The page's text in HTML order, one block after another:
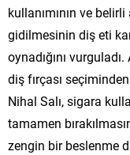
kullanımının ve
gidilmesinin diş eti
oynadığını
diş fırçası
Nihal Salı, sigara
tamamen
zengin bir beslenme